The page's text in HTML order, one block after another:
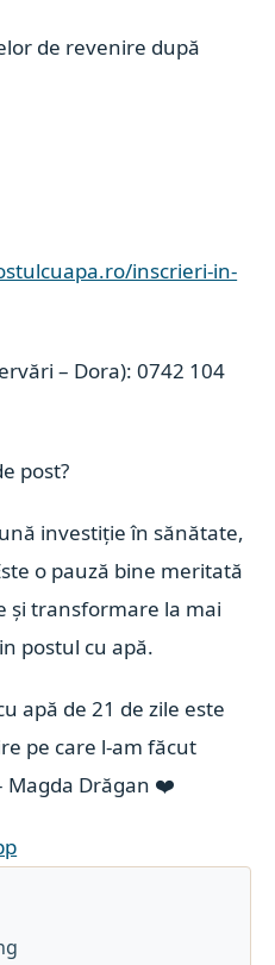
de revenire după
inscrieri-in-
– Dora): 0742 104
post?
investiție în sănătate,
o pauză bine meritată
și transformare la mai
postul cu apă.
apă de 21 de zile este
pe care l-am făcut
Magda Drăgan ❤️